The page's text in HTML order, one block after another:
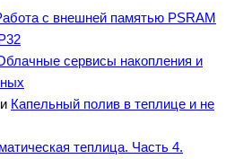
с внешней памятью PSRAM
сервисы накопления и
Капельный полив в теплице и не
теплица. Часть 4.